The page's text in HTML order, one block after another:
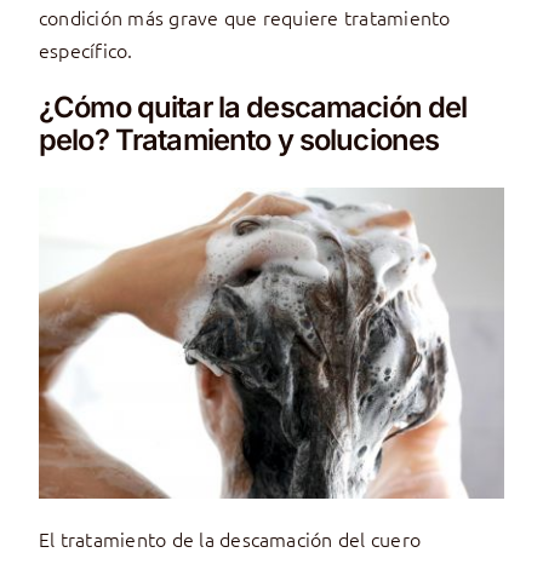
condición más grave que requiere tratamiento
específico.
¿Cómo quitar la descamación del
pelo? Tratamiento y soluciones
El tratamiento de la descamación del cuero